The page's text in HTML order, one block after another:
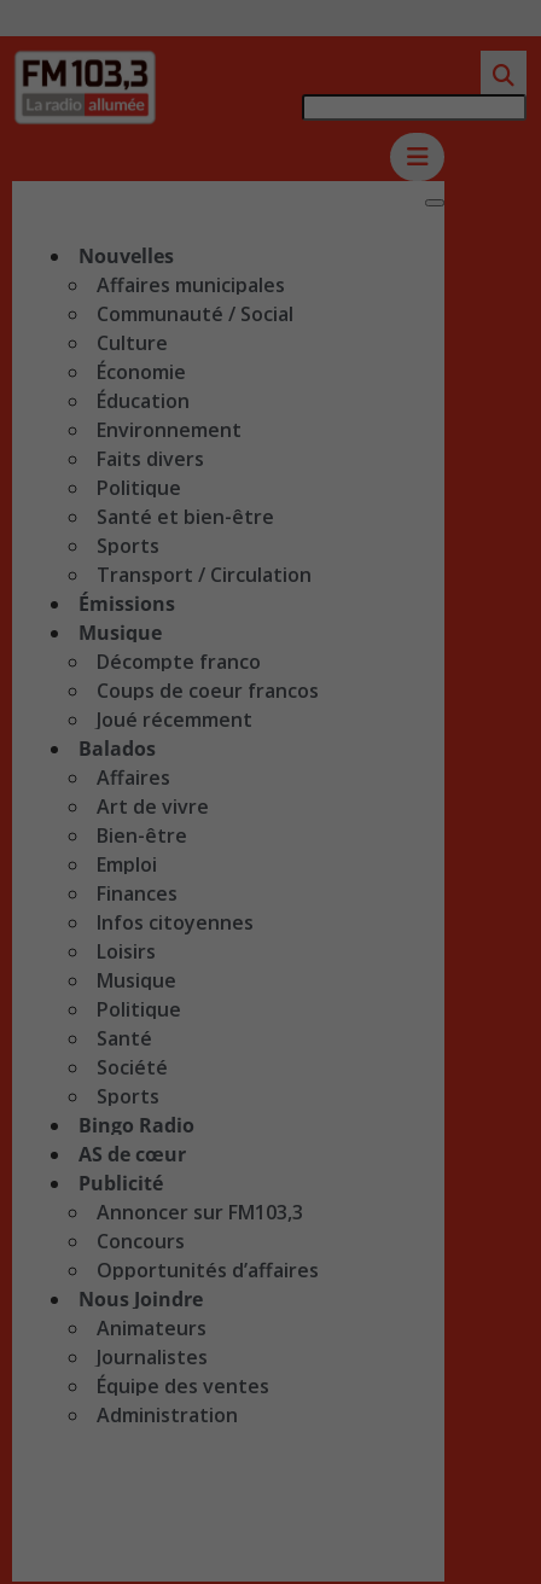
Nouvelles
Affaires municipales
Communauté / Social
Culture
Économie
Éducation
Environnement
Faits divers
Politique
Santé et bien-être
Sports
Transport / Circulation
Émissions
Musique
Décompte franco
Coups de coeur francos
Joué récemment
Balados
Affaires
Art de vivre
Bien-être
Emploi
Finances
Infos citoyennes
Loisirs
Musique
Politique
Santé
Société
Sports
Bingo Radio
AS de cœur
Publicité
Annoncer sur FM103,3
Concours
Opportunités d’affaires
Nous Joindre
Animateurs
Journalistes
Équipe des ventes
Administration